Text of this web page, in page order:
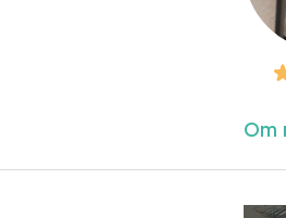
Om